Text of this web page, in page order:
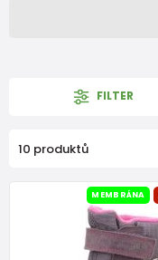
FILTER
10 produktů
MEMBRÁNA